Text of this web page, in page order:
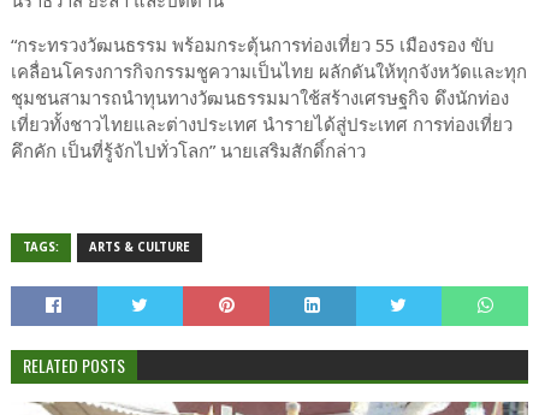
“กระทรวงวัฒนธรรม พร้อมกระตุ้นการท่องเที่ยว 55 เมืองรอง ขับ
เคลื่อนโครงการกิจกรรมชูความเป็นไทย ผลักดันให้ทุกจังหวัดและทุก
ชุมชนสามารถนำทุนทางวัฒนธรรมมาใช้สร้างเศรษฐกิจ ดึงนักท่อง
เที่ยวทั้งชาวไทยและต่างประเทศ นำรายได้สู่ประเทศ การท่องเที่ยว
คึกคัก เป็นที่รู้จักไปทั่วโลก” นายเสริมสักดิ์กล่าว
TAGS: ARTS & CULTURE
RELATED POSTS